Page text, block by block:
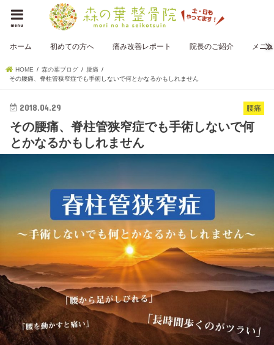
menu
ホーム 初めての方へ 痛み改善レポート 院長のご紹介 メニ
HOME 森の葉ブログ
腰痛
その腰痛、脊柱管狭窄症でも手術しないで何とかなるかもしれません
腰痛
2018.04.29
その腰痛、脊柱管狭窄症でも手術しないで何
とかなるかもしれません